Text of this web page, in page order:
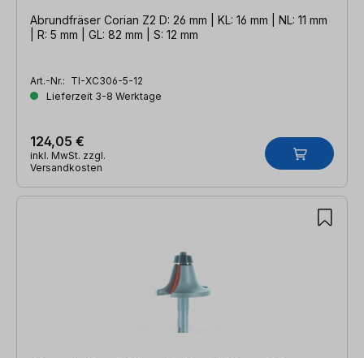
Abrundfräser Corian Z2 D: 26 mm | KL: 16 mm | NL: 11 mm
| R: 5 mm | GL: 82 mm | S: 12 mm
Art.-Nr.: TI-XC306-5-12
Lieferzeit 3-8 Werktage
124,05 €
inkl. MwSt. zzgl.
Versandkosten